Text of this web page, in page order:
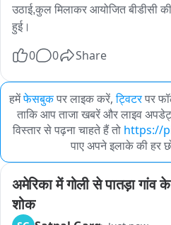
उठाई,कुल मिलाकर आयोजित बीडीसी
हुई।
0 0 Share
हमेंफेसबुकपर लाइक करें, ट्विटरपर
ताकि आप ताजा खबरें और लाइव
विस्तार से पढ़ना चाहते हैं तो https://
पाए अपने इलाके की हर
अमेरिका में गोली से पातड़ा गांव
शोक